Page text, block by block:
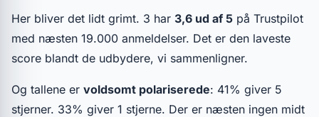
Her bliver det lidt grimt. 3 har 3,6 ud af 5 på Trustpilot
med næsten 19.000 anmeldelser. Det er den laveste
score blandt de udbydere, vi sammenligner.
Og tallene er voldsomt polariserede: 41% giver 5
stjerner. 33% giver 1 stjerne. Der er næsten ingen midt